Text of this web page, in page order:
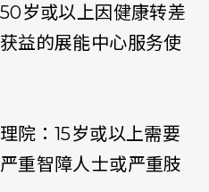
岁或以上因健康转差
益的展能中心服务使
院：15岁或以上需要
重智障人士或严重肢